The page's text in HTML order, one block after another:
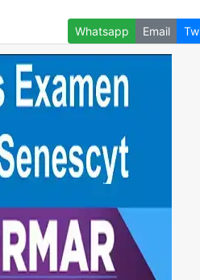
Whatsapp Email